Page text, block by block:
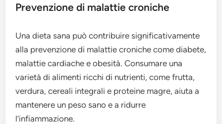
Prevenzione di malattie croniche
Una dieta sana può contribuire significativamente
alla prevenzione di malattie croniche come diabete,
malattie cardiache e obesità. Consumare una
varietà di alimenti ricchi di nutrienti, come frutta,
verdura, cereali integrali e proteine magre, aiuta a
mantenere un peso sano e a ridurre
l’infiammazione.